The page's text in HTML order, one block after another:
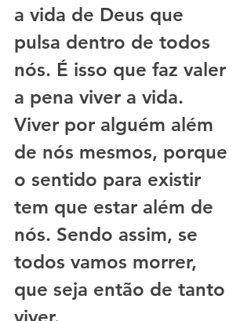
a vida de Deus que
pulsa dentro de todos
nós. É isso que faz valer
a pena viver a vida.
Viver por alguém além
de nós mesmos, porque
o sentido para existir
tem que estar além de
nós. Sendo assim, se
todos vamos morrer,
que seja então de tanto